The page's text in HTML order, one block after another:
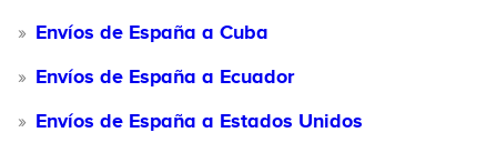
Envíos de España a Cuba
Envíos de España a Ecuador
Envíos de España a Estados Unidos